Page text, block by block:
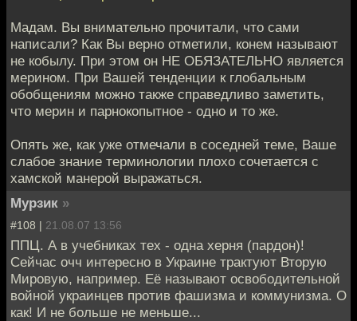
Мадам. Вы внимательно прочитали, что сами
написали? Как Вы верно отметили, конем называют
не кобылу. При этом он НЕ ОБЯЗАТЕЛЬНО является
мерином. При Вашей тенденции к глобальным
обобщениям можно также справедливо заметить,
что мерин и парнокопытное - одно и то же.
Опять же, как уже отмечали в соседней теме, Ваше
слабое знание терминологии плохо сочетается с
хамской манерой выражаться.
Мурзик »
#108 | 21.08.07 13:56
ППЦ. А в учебниках тех - одна херня (пардон)!
Сейчас очч интересно в Украине трактуют Вторую
Мировую, например. Её называют освободительной
войной украинцев против фашизма и коммунизма. О
как! И не больше не меньше...